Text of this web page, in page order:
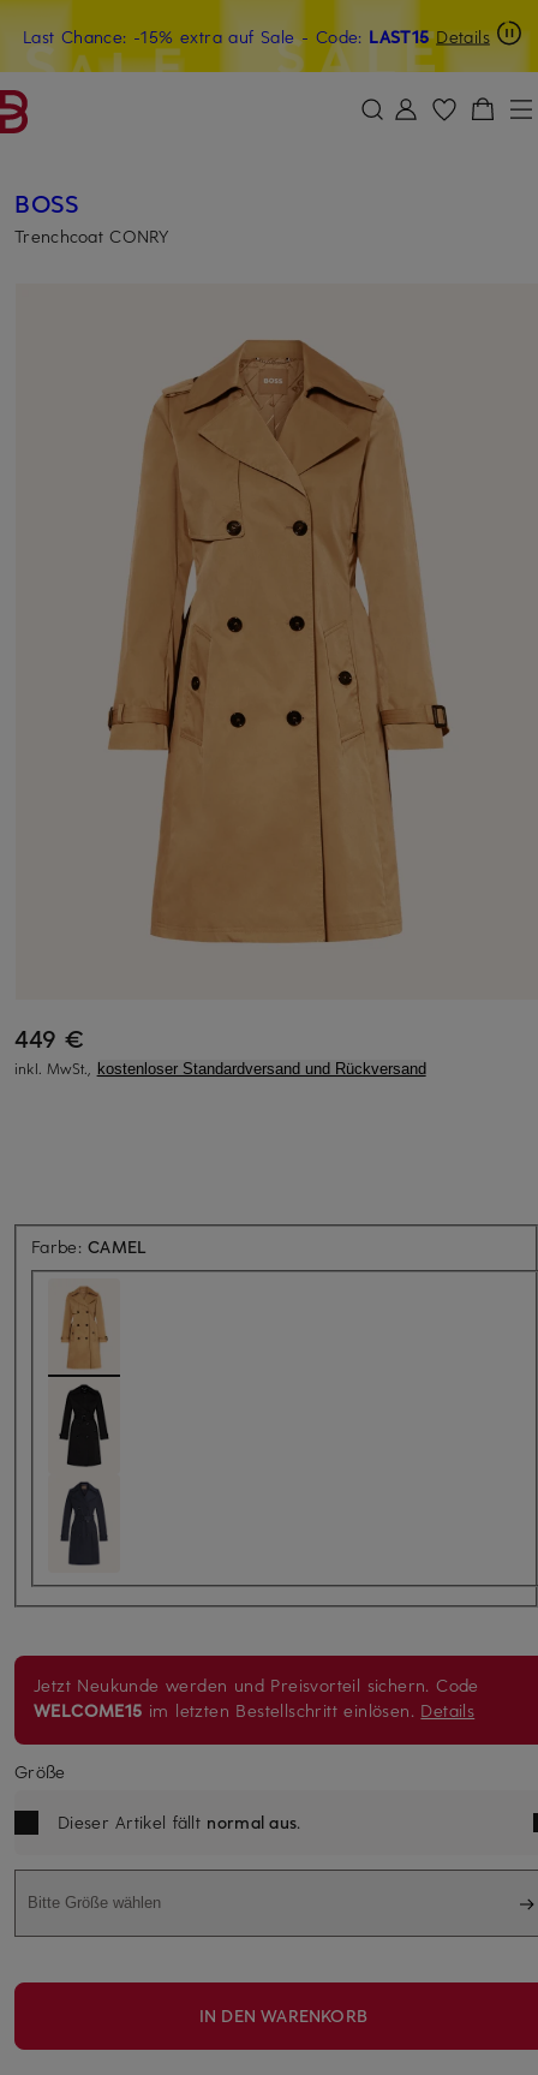
ZUM HAUPTINHALT ÜBERSPRINGEN ZUM SUCHFELD ÜBERSPRINGEN
Last Chance: -15% extra auf Sale- Code: LAST15 Details
15€-Willkommensgutschein mit Beyond sichern
BOSS
Trenchcoat CONRY
449 €
inkl. MwSt., kostenloser Standardversand und Rückversand
Farbe:CAMEL
Jetzt Neukunde werden und Preisvorteil sichern. Code
WELCOME15 im letzten Bestellschritt einlösen. Details
Größe
Dieser Artikel fällt normal aus.
Bitte Größe wählen
IN DEN WARENKORB